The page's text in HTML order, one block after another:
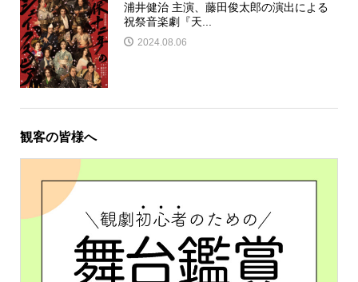
浦井健治 主演、藤田俊太郎の演出による
祝祭音楽劇『天...
2024.08.06
観客の皆様へ